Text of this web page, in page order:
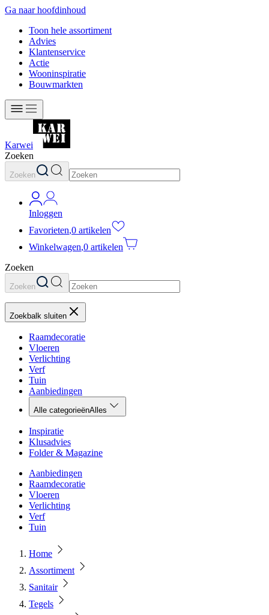
Ga naar hoofdinhoud
Toon hele assortiment
Advies
Klantenservice
Actie
Wooninspiratie
Bouwmarkten
Karwei
Zoeken
Zoeken
Inloggen
Favorieten,0 artikelen
Winkelwagen,0 artikelen
Zoeken
Zoeken
Zoekbalk sluiten
Raamdecoratie
Vloeren
Verlichting
Verf
Tuin
Aanbiedingen
Alle categorieënAlles
Inspiratie
Klusadvies
Folder & Magazine
Aanbiedingen
Raamdecoratie
Vloeren
Verlichting
Verf
Tuin
Home
Assortiment
Sanitair
Tegels